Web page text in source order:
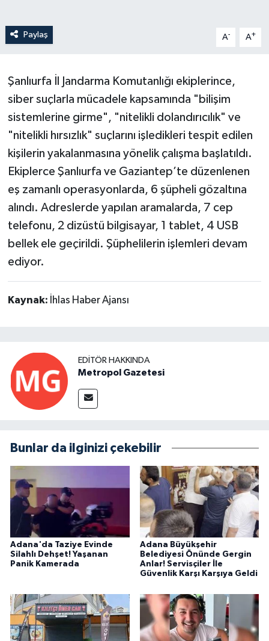
Paylaş A- A+
Şanlıurfa İl Jandarma Komutanlığı ekiplerince,
siber suçlarla mücadele kapsamında "bilişim
sistemlerine girme", "nitelikli dolandırıcılık" ve
"nitelikli hırsızlık" suçlarını işledikleri tespit edilen
kişilerin yakalanmasına yönelik çalışma başlatıldı.
Ekiplerce Şanlıurfa ve Gaziantep’te düzenlenen
eş zamanlı operasyonlarda, 6 şüpheli gözaltına
alındı. Adreslerde yapılan aramalarda, 7 cep
telefonu, 2 dizüstü bilgisayar, 1 tablet, 4 USB
bellek ele geçirildi. Şüphelilerin işlemleri devam
ediyor.
Kaynak: İhlas Haber Ajansı
EDITÖR HAKKINDA
Metropol Gazetesi
Bunlar da ilginizi çekebilir
Adana'da Taziye Evinde
Silahlı Dehşet! Yaşanan
Panik Kamerada
Adana Büyükşehir
Belediyesi Önünde Gergin
Anlar! Servisçiler İle
Güvenlik Karşı Karşıya Geldi